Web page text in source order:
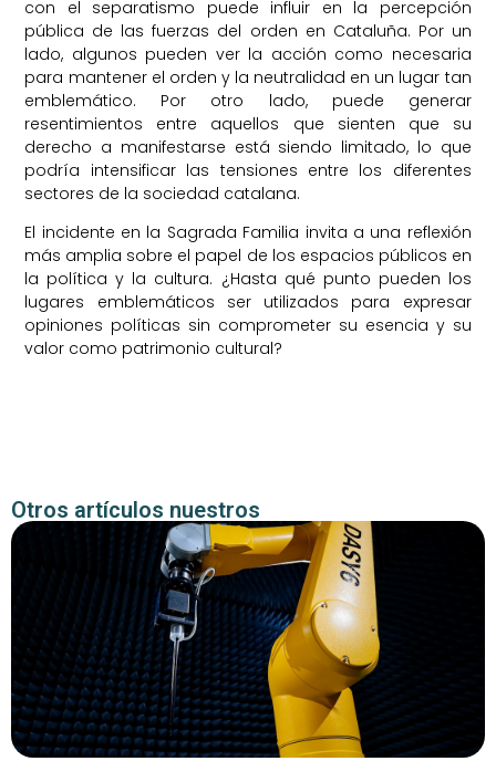
con el separatismo puede influir en la percepción
pública de las fuerzas del orden en Cataluña. Por un
lado, algunos pueden ver la acción como necesaria
para mantener el orden y la neutralidad en un lugar tan
emblemático. Por otro lado, puede generar
resentimientos entre aquellos que sienten que su
derecho a manifestarse está siendo limitado, lo que
podría intensificar las tensiones entre los diferentes
sectores de la sociedad catalana.
El incidente en la Sagrada Familia invita a una reflexión
más amplia sobre el papel de los espacios públicos en
la política y la cultura. ¿Hasta qué punto pueden los
lugares emblemáticos ser utilizados para expresar
opiniones políticas sin comprometer su esencia y su
valor como patrimonio cultural?
Otros artículos nuestros